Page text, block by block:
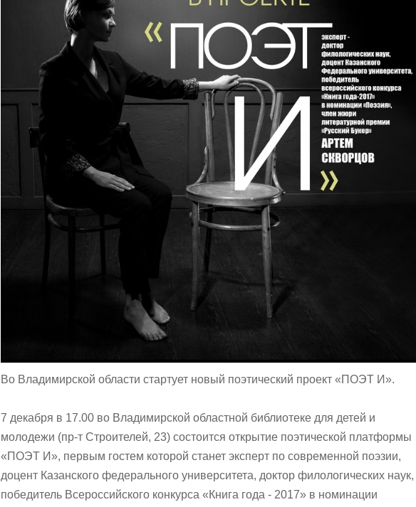
Во Владимирской области стартует новый поэтический проект «ПОЭТ И».
7 декабря в 17.00 во Владимирской областной библиотеке для детей и
молодежи (пр-т Строителей, 23) состоится открытие поэтической платформы
«ПОЭТ И», первым гостем которой станет эксперт по современной поэзии,
доцент Казанского федерального университета, доктор филологических наук,
победитель Всероссийского конкурса «Книга года - 2017» в номинации